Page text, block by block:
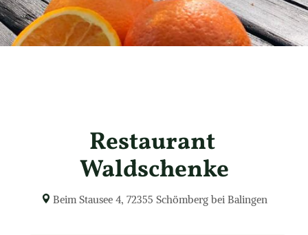
Restaurant
Waldschenke
Beim Stausee 4, 72355 Schömberg bei Balingen